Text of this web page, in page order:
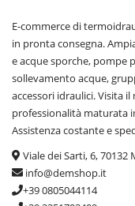
E-commerce di
in pronta consegna.
e acque sporche, pompe
sollevamento acque,
accessori idraulici. Visita
professionalità maturata
Assistenza costante e
Viale dei Sarti, 6, 70132
info@demshop.it
+39 0805044114